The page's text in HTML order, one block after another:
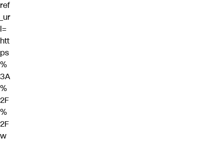
ref
_ur
l=
htt
ps
%
3A
%
2F
%
2F
w